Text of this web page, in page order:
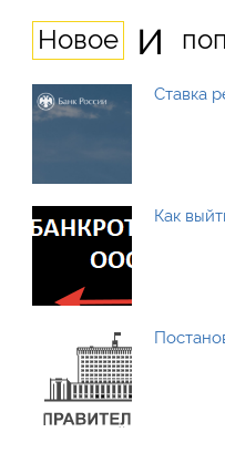
Новое и
Ставка
Как